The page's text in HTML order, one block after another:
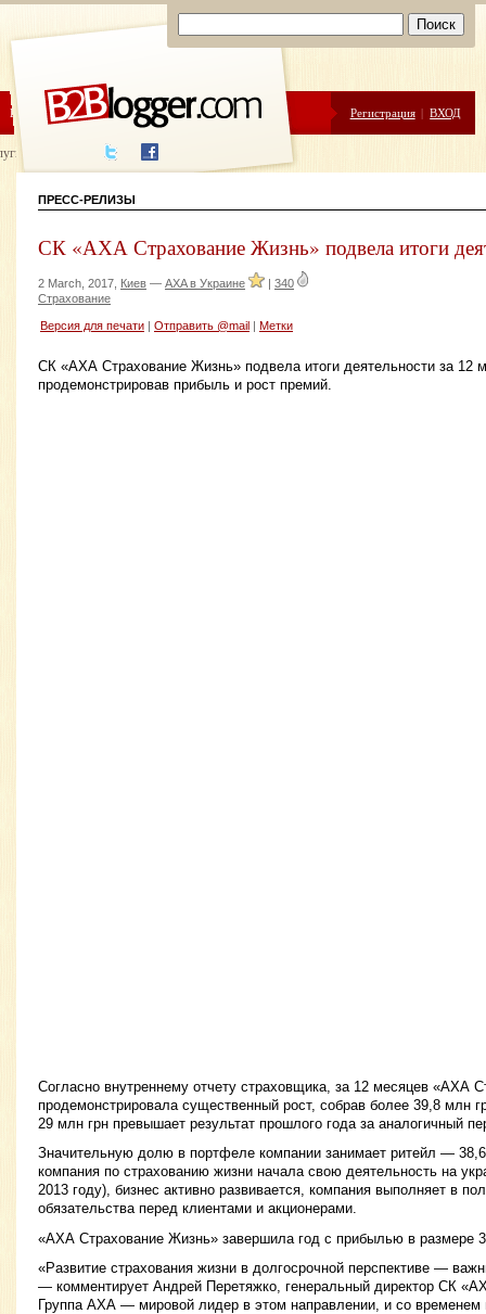
ЦЕНЫ ПОМОЩЬ Регистрация | ВХОД
написания
ПРЕСС-РЕЛИЗЫ
СК «АХА Страхование Жизнь» подвела итоги
2 March, 2017, Киев — AXA в Украине | 340
Страхование
Версия для печати Отправить @mail Метки
СК «АХА Страхование Жизнь» подвела итоги деятельности за 12
продемонстрировав прибыль и рост премий.
Согласно внутреннему отчету страховщика, за 12 месяцев «АХА
продемонстрировала существенный рост, собрав более 39,8 млн
29 млн грн превышает результат прошлого года за аналогичный
Значительную долю в портфеле компании занимает ритейл —
компания по страхованию жизни начала свою деятельность на
2013 году), бизнес активно развивается, компания выполняет в
обязательства перед клиентами и акционерами.
«АХА Страхование Жизнь» завершила год с прибылью в
«Развитие страхования жизни в долгосрочной перспективе —
— комментирует Андрей Перетяжко, генеральный директор СК
Группа АХА — мировой лидер в этом направлении, и со